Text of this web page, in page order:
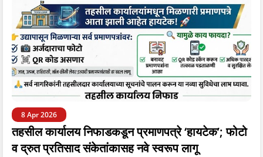
8 Apr 2026
तहसील कार्यालय निफाडकडून प्रमाणपत्रे ‘हायटेक’; फोटो
व द्रुत प्रतिसाद संकेतांकासह नवे स्वरूप लागू